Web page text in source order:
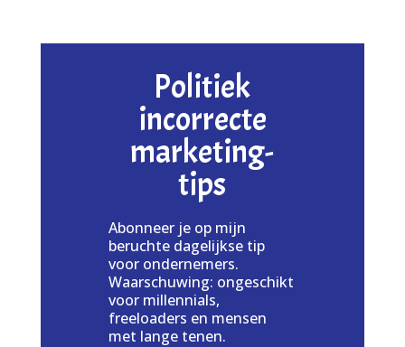
Politiek
incorrecte
marketing-
tips
Abonneer je op mijn
beruchte dagelijkse tip
voor ondernemers.
Waarschuwing: ongeschikt
voor millennials,
freeloaders en mensen
met lange tenen.